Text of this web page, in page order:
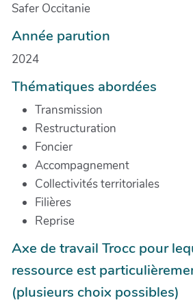
Safer Occitanie
Année parution
2024
Thématiques abordées
Transmission
Restructuration
Foncier
Accompagnement
Collectivités territoriales
Filières
Reprise
Axe de travail Trocc pour
ressource est
(plusieurs choix possibles)